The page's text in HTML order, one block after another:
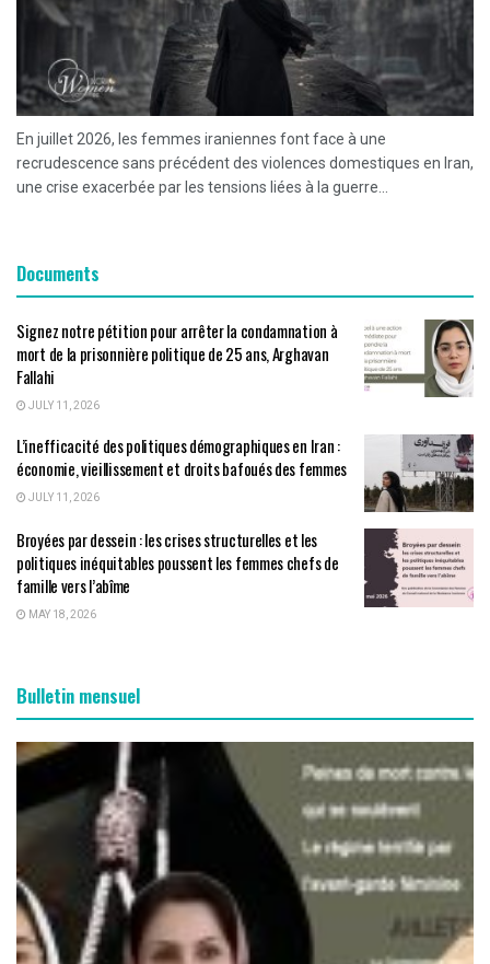
En juillet 2026, les femmes iraniennes font face à une
recrudescence sans précédent des violences domestiques en Iran,
une crise exacerbée par les tensions liées à la guerre...
Documents
Signez notre pétition pour arrêter la condamnation à
mort de la prisonnière politique de 25 ans, Arghavan
Fallahi
JULY 11, 2026
L’inefficacité des politiques démographiques en Iran :
économie, vieillissement et droits bafoués des femmes
JULY 11, 2026
Broyées par dessein : les crises structurelles et les
politiques inéquitables poussent les femmes chefs de
famille vers l’abîme
MAY 18, 2026
Bulletin mensuel